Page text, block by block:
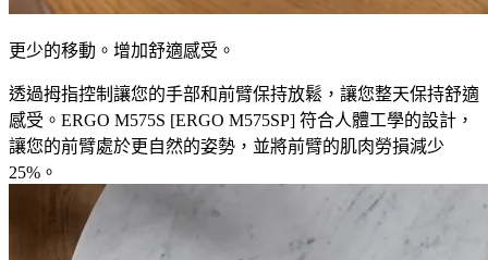
更少的移動。增加舒適感受。
透過拇指控制讓您的手部和前臂保持放鬆，讓您整天保持舒適
感受。ERGO M575S [ERGO M575SP] 符合人體工學的設計，
讓您的前臂處於更自然的姿勢，並將前臂的肌肉勞損減少
25%。